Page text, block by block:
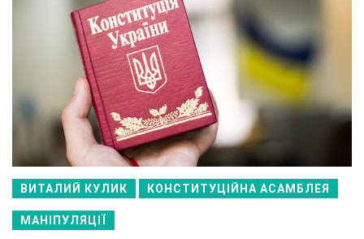
ВИТАЛИЙ КУЛИК КОНСТИТУЦІЙНА АСАМБЛЕЯ
МАНІПУЛЯЦІЇ